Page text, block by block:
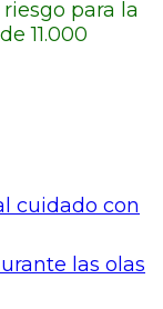
para la
11.000
cuidado con
las olas